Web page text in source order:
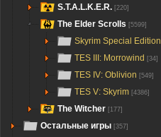
S.T.A.L.K.E.R. [220]
The Elder Scrolls [5599]
Skyrim Special Edition
TES III: Morrowind [34]
TES IV: Oblivion [549]
TES V: Skyrim [4386]
The Witcher [177]
Остальные игры [357]